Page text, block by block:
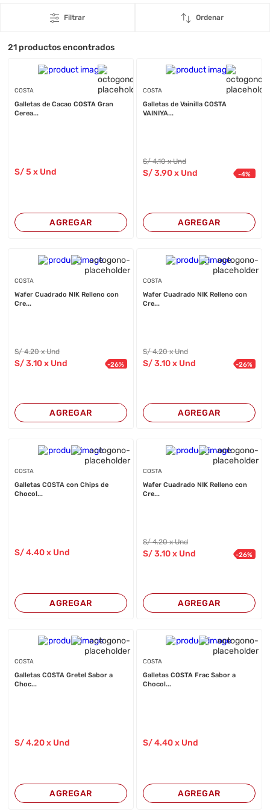
Filtrar Ordenar
21 productos encontrados
COSTA
Galletas de Cacao COSTA Gran
Cerea...
S/5 x Und
AGREGAR
COSTA
Galletas de Vainilla COSTA
VAINIYA...
S/4.10 x Und
S/3.90x Und -4%
AGREGAR
COSTA
Wafer Cuadrado NIK Relleno con
Cre...
S/4.20 x Und
S/3.10 x Und -26%
AGREGAR
COSTA
Wafer Cuadrado NIK Relleno con
Cre...
S/4.20 x Und
S/3.10x Und -26%
AGREGAR
COSTA
Galletas COSTA con Chips de
Chocol...
S/4.40 x Und
AGREGAR
COSTA
Wafer Cuadrado NIK Relleno con
Cre...
S/4.20 x Und
S/3.10x Und -26%
AGREGAR
COSTA
Galletas COSTA Gretel Sabor a
Choc...
S/4.20 x Und
AGREGAR
COSTA
Galletas COSTA Frac Sabor a
Chocol...
S/4.40x Und
AGREGAR